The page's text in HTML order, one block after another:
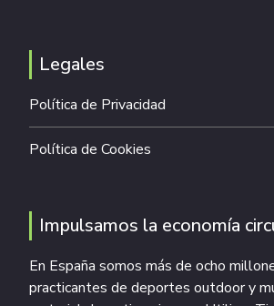
Legales
Política de Privacidad
Política de Cookies
Impulsamos la economía
En España somos más de ocho
practicantes de deportes outdoor y